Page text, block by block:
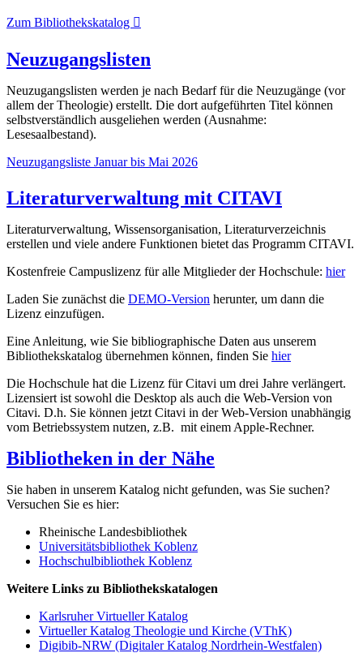
Zum Bibliothekskatalog
Neuzugangslisten
Neuzugangslisten werden je nach Bedarf für die Neuzugänge (vor
allem der Theologie) erstellt. Die dort aufgeführten Titel können
selbstverständlich ausgeliehen werden (Ausnahme:
Lesesaalbestand).
Neuzugangsliste Januar bis Mai 2026
Literaturverwaltung mit CITAVI
Literaturverwaltung, Wissensorganisation, Literaturverzeichnis
erstellen und viele andere Funktionen bietet das Programm CITAVI.
Kostenfreie Campuslizenz für alle Mitglieder der Hochschule: hier
Laden Sie zunächst die DEMO-Version herunter, um dann die
Lizenz einzufügen.
Eine Anleitung, wie Sie bibliographische Daten aus unserem
Bibliothekskatalog übernehmen können, finden Sie hier
Die Hochschule hat die Lizenz für Citavi um drei Jahre verlängert.
Lizensiert ist sowohl die Desktop als auch die Web-Version von
Citavi. D.h. Sie können jetzt Citavi in der Web-Version unabhängig
vom Betriebssystem nutzen, z.B. mit einem Apple-Rechner.
Bibliotheken in der Nähe
Sie haben in unserem Katalog nicht gefunden, was Sie suchen?
Versuchen Sie es hier:
Rheinische Landesbibliothek
Universitätsbibliothek Koblenz
Hochschulbibliothek Koblenz
Weitere Links zu Bibliothekskatalogen
Karlsruher Virtueller Katalog
Virtueller Katalog Theologie und Kirche (VThK)
Digibib-NRW (Digitaler Katalog Nordrhein-Westfalen)